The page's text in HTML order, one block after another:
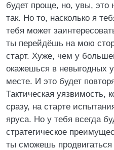
будет проще, но, увы, это
так. Но то, насколько я
тебя может
ты перейдёшь на мою
старт. Хуже, чем у
окажешься в невыгодных
месте. И это будет
Тактическая уязвимость,
сразу, на старте
яруса. Но у тебя всегда
стратегическое
ты сможешь